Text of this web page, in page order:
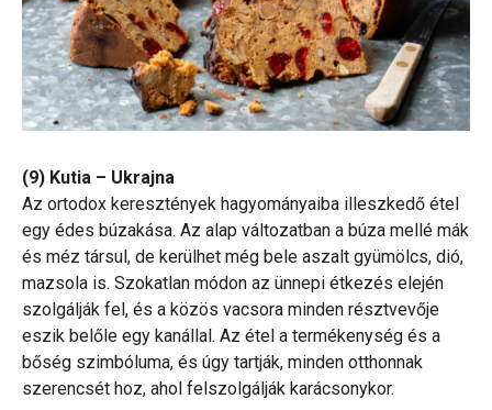
(9) Kutia – Ukrajna
Az ortodox keresztények hagyományaiba illeszkedő étel
egy édes búzakása. Az alap változatban a búza mellé mák
és méz társul, de kerülhet még bele aszalt gyümölcs, dió,
mazsola is. Szokatlan módon az ünnepi étkezés elején
szolgálják fel, és a közös vacsora minden résztvevője
eszik belőle egy kanállal. Az étel a termékenység és a
bőség szimbóluma, és úgy tartják, minden otthonnak
szerencsét hoz, ahol felszolgálják karácsonykor.